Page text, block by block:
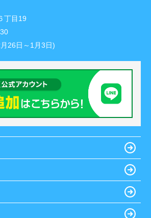
丁目19
26日～1月3日)